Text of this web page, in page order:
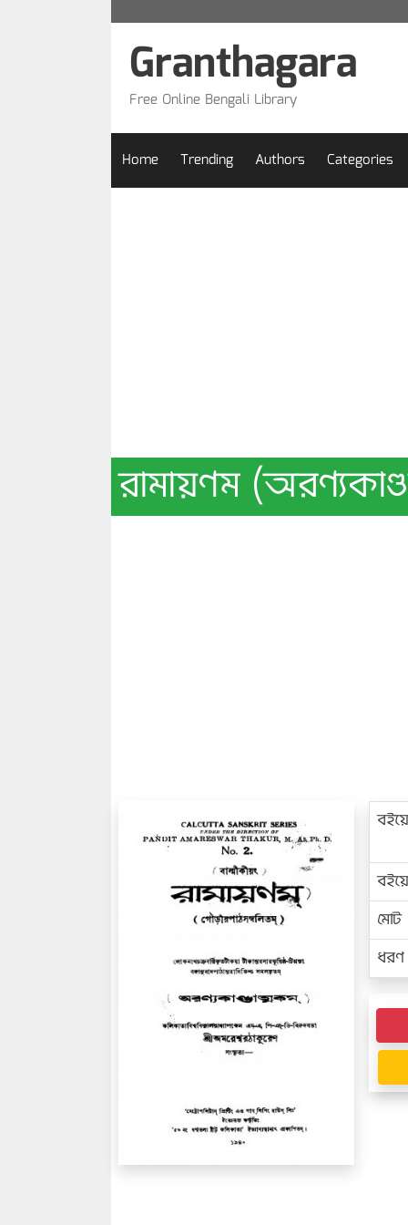
Granthagara
Free Online Bengali Library
Home Trending Authors Categories
রামায়ণম
মোট
ধরণ